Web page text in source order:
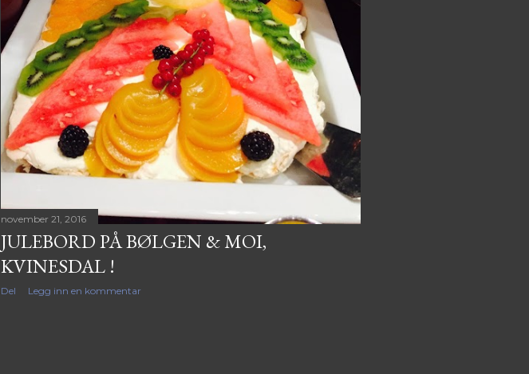
november 21, 2016
JULEBORD PÅ BØLGEN & MOI,
KVINESDAL !
Del Legg inn en kommentar